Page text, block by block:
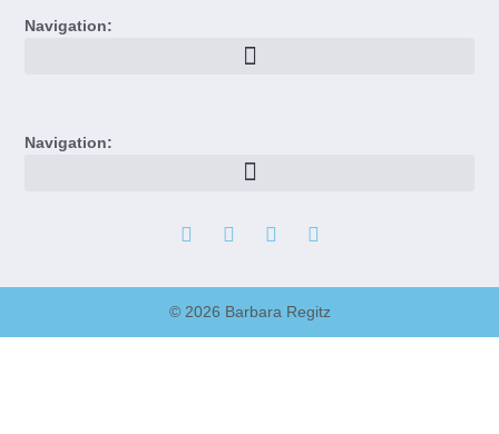
Navigation:
Navigation:
© 2026 Barbara Regitz